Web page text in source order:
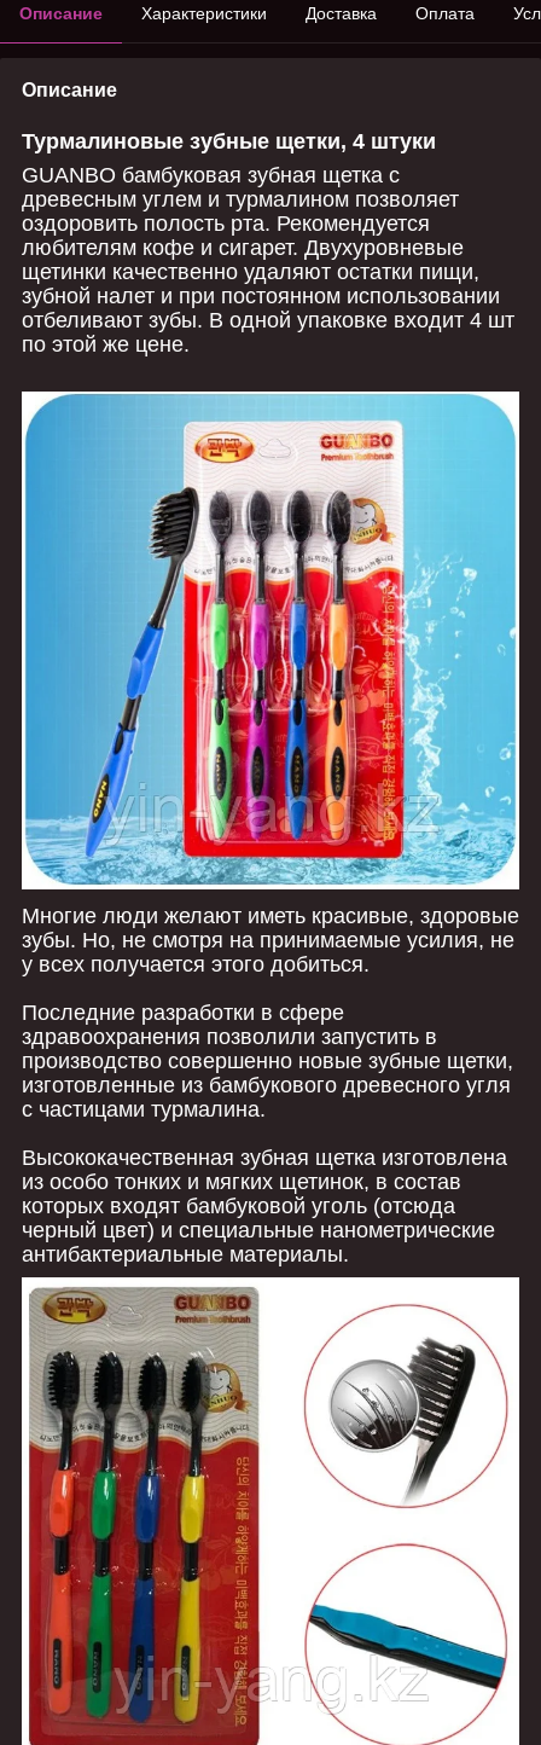
Описание Характеристики Доставка Оплата
Описание
Турмалиновые зубные щетки, 4 штуки
GUANBO бамбуковая зубная щетка с
древесным углем и турмалином позволяет
оздоровить полость рта. Рекомендуется
любителям кофе и сигарет. Двухуровневые
щетинки качественно удаляют остатки пищи,
зубной налет и при постоянном использовании
отбеливают зубы. В одной упаковке входит 4 шт
по этой же цене.
Многие люди желают иметь красивые, здоровые
зубы. Но, не смотря на принимаемые усилия, не
у всех получается этого добиться.
Последние разработки в сфере
здравоохранения позволили запустить в
производство совершенно новые зубные щетки,
изготовленные из бамбукового древесного угля
с частицами турмалина.
Высококачественная зубная щетка изготовлена
из особо тонких и мягких щетинок, в состав
которых входят бамбуковой уголь (отсюда
черный цвет) и специальные нанометрические
антибактериальные материалы.